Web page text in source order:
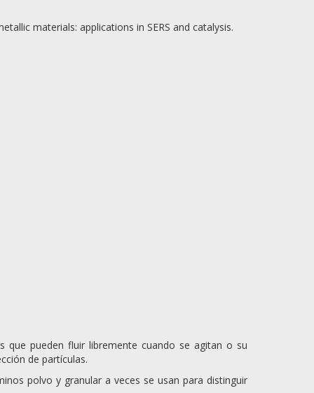
materials: applications in SERS and catalysis.
pueden fluir libremente cuando se agitan o su
de partículas.
polvo y granular a veces se usan para distinguir